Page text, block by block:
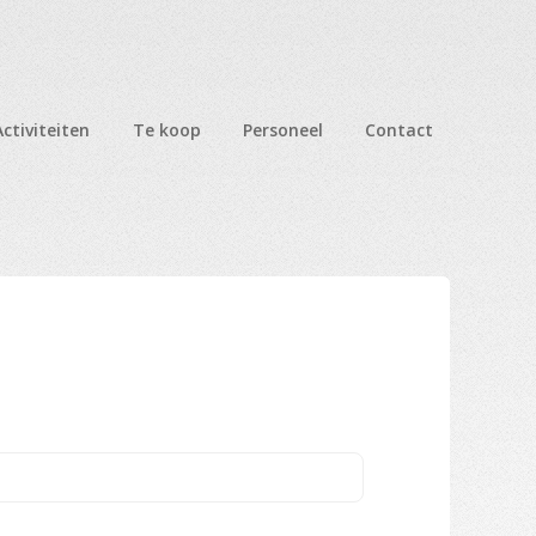
Te koop Personeel Contact